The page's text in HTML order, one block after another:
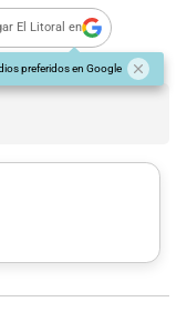
El Litoral en
preferidos en Google